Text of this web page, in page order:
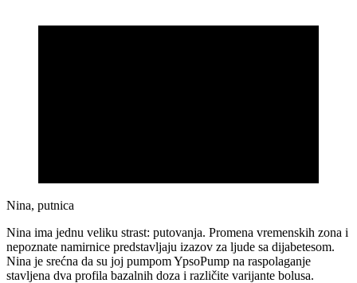
Nina, putnica
Nina ima jednu veliku strast: putovanja. Promena vremenskih zona i
nepoznate namirnice predstavljaju izazov za ljude sa dijabetesom.
Nina je srećna da su joj pumpom YpsoPump na raspolaganje
stavljena dva profila bazalnih doza i različite varijante bolusa.